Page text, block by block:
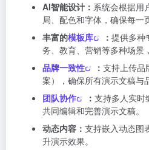
AI智能设计： 系统会根据用
局、配色和字体，确保每一
丰富的模板库 ： 提供多种
务、教育、营销等多种场景
品牌一致性
： 支持上传品
案），确保所有演示文稿与
团队协作
： 支持多人实时
共同编辑和完善演示文稿。
动态内容： 支持嵌入动态图
升演示效果。